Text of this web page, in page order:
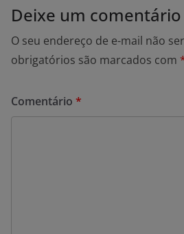
Deixe um comentário
O seu endereço de e-mail não
obrigatórios são marcados com
Comentário *